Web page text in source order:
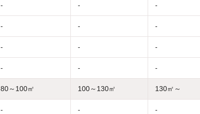
- - -
- - -
- - -
- - -
80～100㎡ 100～130㎡ 130㎡～
- - -